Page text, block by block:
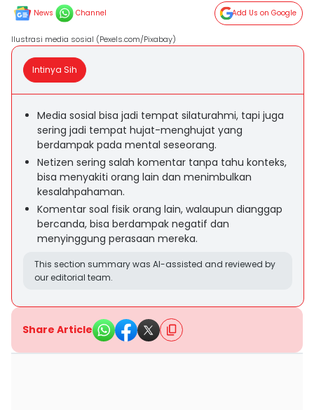
News Channel Add Us on Google
Ilustrasi media sosial (Pexels.com/Pixabay)
Intinya Sih
Media sosial bisa jadi tempat silaturahmi, tapi juga
sering jadi tempat hujat-menghujat yang
berdampak pada mental seseorang.
Netizen sering salah komentar tanpa tahu konteks,
bisa menyakiti orang lain dan menimbulkan
kesalahpahaman.
Komentar soal fisik orang lain, walaupun dianggap
bercanda, bisa berdampak negatif dan
menyinggung perasaan mereka.
This section summary was AI-assisted and reviewed by
our editorial team.
Share Article